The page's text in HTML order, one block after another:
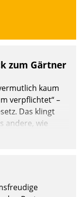
zum Gärtner
kaum
verpflichtet“ –
Das klingt
andere, wie
mit der